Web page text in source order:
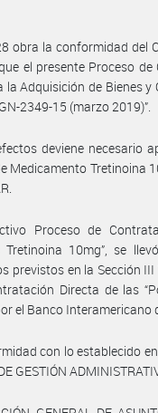
obra la conformidad del
el presente Proceso
la Adquisición de Bienes
2349-15 (marzo 2019)”.
deviene necesario
Medicamento Tretinoina
Proceso de
Tretinoina 10mg”, se
previstos en la Sección
Directa de las
el Banco Interamericano
con lo establecido
GESTIÓN